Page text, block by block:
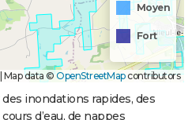
Moyen
Fort
| Map data ©OpenStreetMapcontributors
inondations rapides, des
d’eau, de nappes